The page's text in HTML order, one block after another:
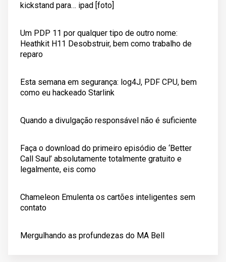
kickstand para… ipad [foto]
Um PDP 11 por qualquer tipo de outro nome:
Heathkit H11 Desobstruir, bem como trabalho de
reparo
Esta semana em segurança: log4J, PDF CPU, bem
como eu hackeado Starlink
Quando a divulgação responsável não é suficiente
Faça o download do primeiro episódio de ‘Better
Call Saul’ absolutamente totalmente gratuito e
legalmente, eis como
Chameleon Emulenta os cartões inteligentes sem
contato
Mergulhando as profundezas do MA Bell